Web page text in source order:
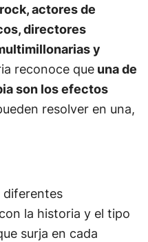
actores de
directores
y
reconoce queuna de
son los efectos
resolver en una,
diferentes
la historia y el tipo
surja en cada